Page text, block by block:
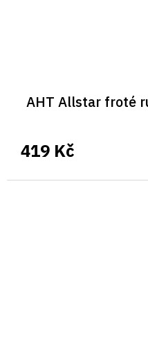
AHT Allstar froté
419 Kč